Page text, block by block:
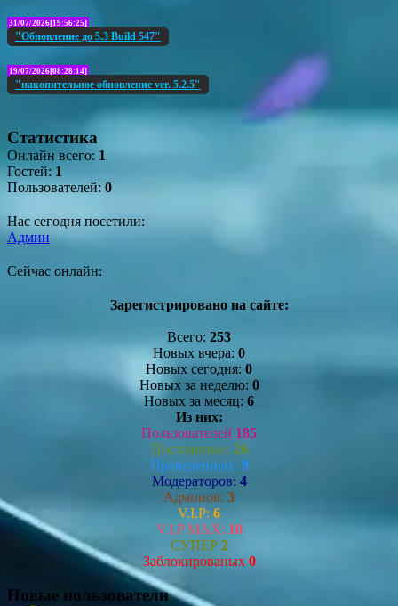
31/07/2026[19:56:25]
"Обновление до 5.3 Build 547"
19/07/2026[08:28:14]
"накопительное обновление ver. 5.2.5"
Статистика
Онлайн всего: 1
Гостей: 1
Пользователей: 0
Нас сегодня посетили:
Админ
Сейчас онлайн:
Зарегистрировано на сайте:
Всего: 253
Новых вчера: 0
Новых сегодня: 0
Новых за неделю: 0
Новых за месяц: 6
Из них:
Пользователей 185
Постоянные: 26
Проверенных: 9
Модераторов: 4
Админов: 3
V.I.P: 6
V.I.P MAX: 10
СУПЕР 2
Заблокированых 0
Новые пользователи